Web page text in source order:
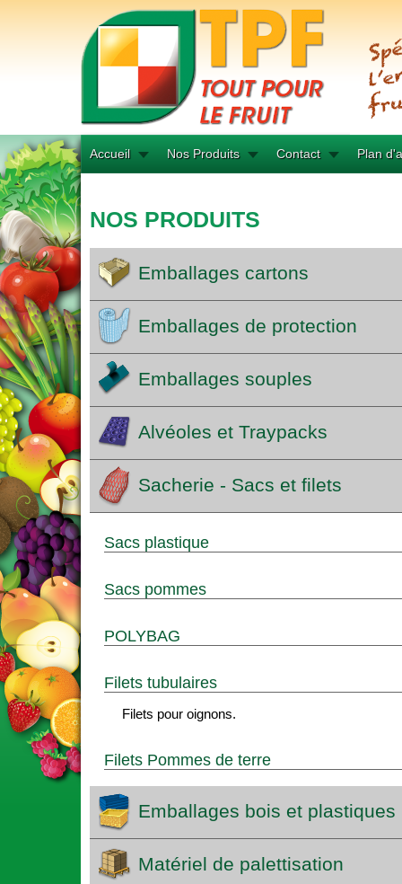
Accueil Nos Produits Contact Plan
NOS PRODUITS
Emballages cartons
Emballages de protection
Emballages souples
Alvéoles et Traypacks
Sacherie - Sacs et filets
Sacs plastique
Sacs pommes
POLYBAG
Filets tubulaires
Filets pour oignons.
Filets Pommes de terre
Emballages bois et plastiques
Matériel de palettisation